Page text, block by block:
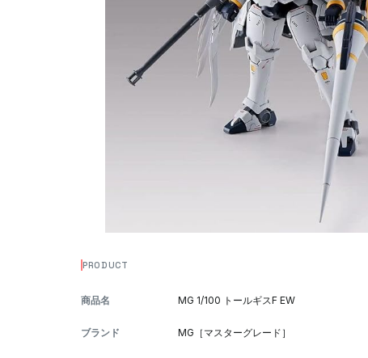
PRODUCT
商品名 MG 1/100 トールギスF EW
ブランド MG［マスターグレード］